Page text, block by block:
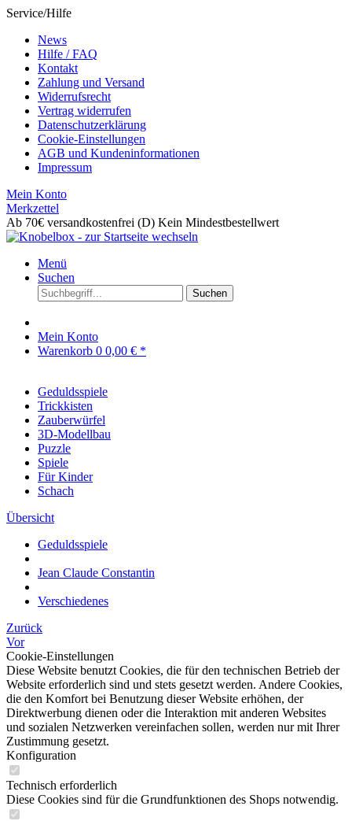
Service/Hilfe
News
Hilfe / FAQ
Kontakt
Zahlung und Versand
Widerrufsrecht
Vertrag widerrufen
Datenschutzerklärung
Cookie-Einstellungen
AGB und Kundeninformationen
Impressum
Mein Konto
Merkzettel
Ab 70€ versandkostenfrei (D) Kein Mindestbestellwert
Menü
Suchen
Suchen
Mein Konto
Warenkorb 0 0,00 € *
Geduldsspiele
Trickkisten
Zauberwürfel
3D-Modellbau
Puzzle
Spiele
Für Kinder
Schach
Übersicht
Geduldsspiele
Jean Claude Constantin
Verschiedenes
Zurück
Vor
Cookie-Einstellungen
Diese Website benutzt Cookies, die für den technischen Betrieb der
Website erforderlich sind und stets gesetzt werden. Andere Cookies,
die den Komfort bei Benutzung dieser Website erhöhen, der
Direktwerbung dienen oder die Interaktion mit anderen Websites
und sozialen Netzwerken vereinfachen sollen, werden nur mit Ihrer
Zustimmung gesetzt.
Konfiguration
Technisch erforderlich
Diese Cookies sind für die Grundfunktionen des Shops notwendig.